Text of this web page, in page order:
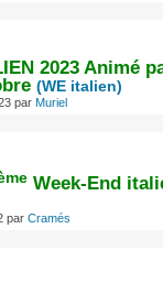
2023 Animé
(WE italien)
par Muriel
Week-End
par Cramés